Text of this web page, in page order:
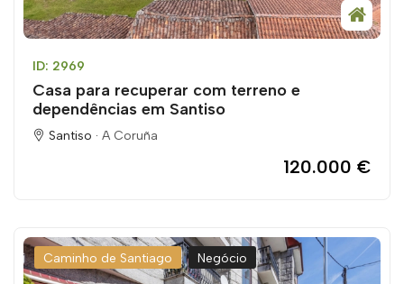
ID: 2969
Casa para recuperar com terreno e
dependências em Santiso
Santiso · A Coruña
120.000 €
Caminho de Santiago Negócio